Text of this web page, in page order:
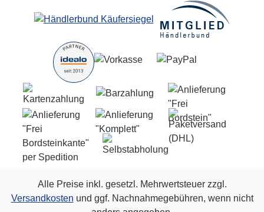
Alle Preise inkl. gesetzl. Mehrwertsteuer zzgl.
Versandkosten und ggf. Nachnahmegebühren, wenn nicht